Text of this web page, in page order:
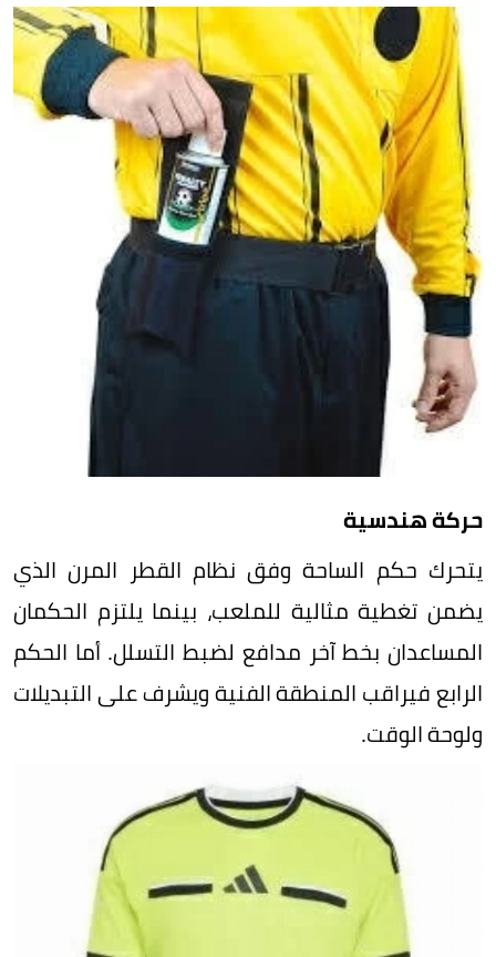
حركة هندسية
يتحرك حكم الساحة وفق نظام القطر المرن الذي
يضمن تغطية مثالية للملعب، بينما يلتزم الحكمان
المساعدان بخط آخر مدافع لضبط التسلل. أما الحكم
الرابع فيراقب المنطقة الفنية ويشرف على التبديلات
ولوحة الوقت.